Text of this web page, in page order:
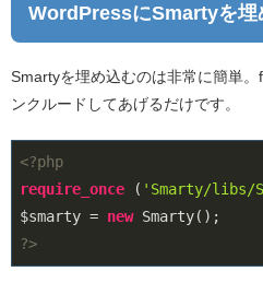
WordPressにSmartyを埋
Smartyを埋め込むのは非常に簡単
ンクルードしてあげるだけです。
<?php
require_once ( 'Smarty/libs/
$smarty = new
?>